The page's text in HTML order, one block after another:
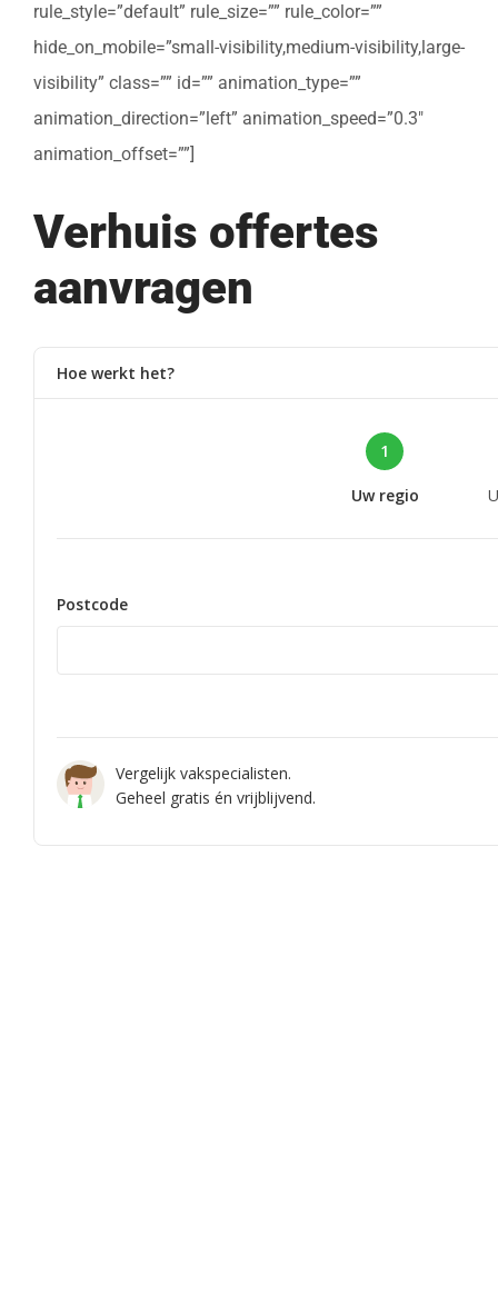
rule_style=”default” rule_size=”” rule_color=””
hide_on_mobile=”small-visibility,medium-visibility,large-
visibility” class=”” id=”” animation_type=””
animation_direction=”left” animation_speed=”0.3″
animation_offset=””]
Verhuis offertes
aanvragen